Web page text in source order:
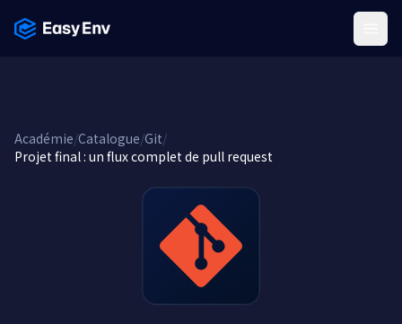
Académie/Catalogue/Git/
Projet final : un flux complet de pull request